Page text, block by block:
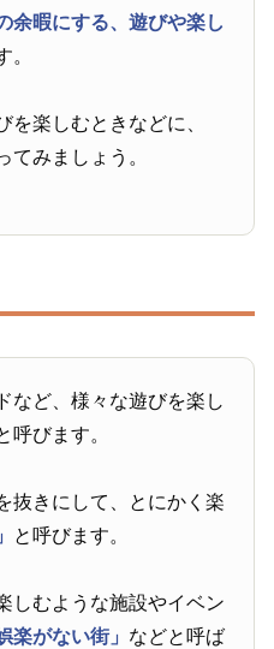
余暇にする、遊びや楽し
。
を楽しむときなどに、
てみましょう。
など、様々な遊びを楽し
呼びます。
抜きにして、とにかく楽
と呼びます。
しむような施設やイベン
楽がない街」 などと呼ば